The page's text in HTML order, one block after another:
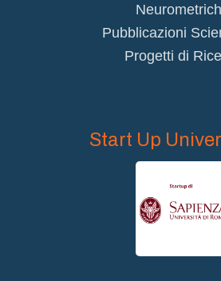
Pubblicazioni
Progetti di
Start Up